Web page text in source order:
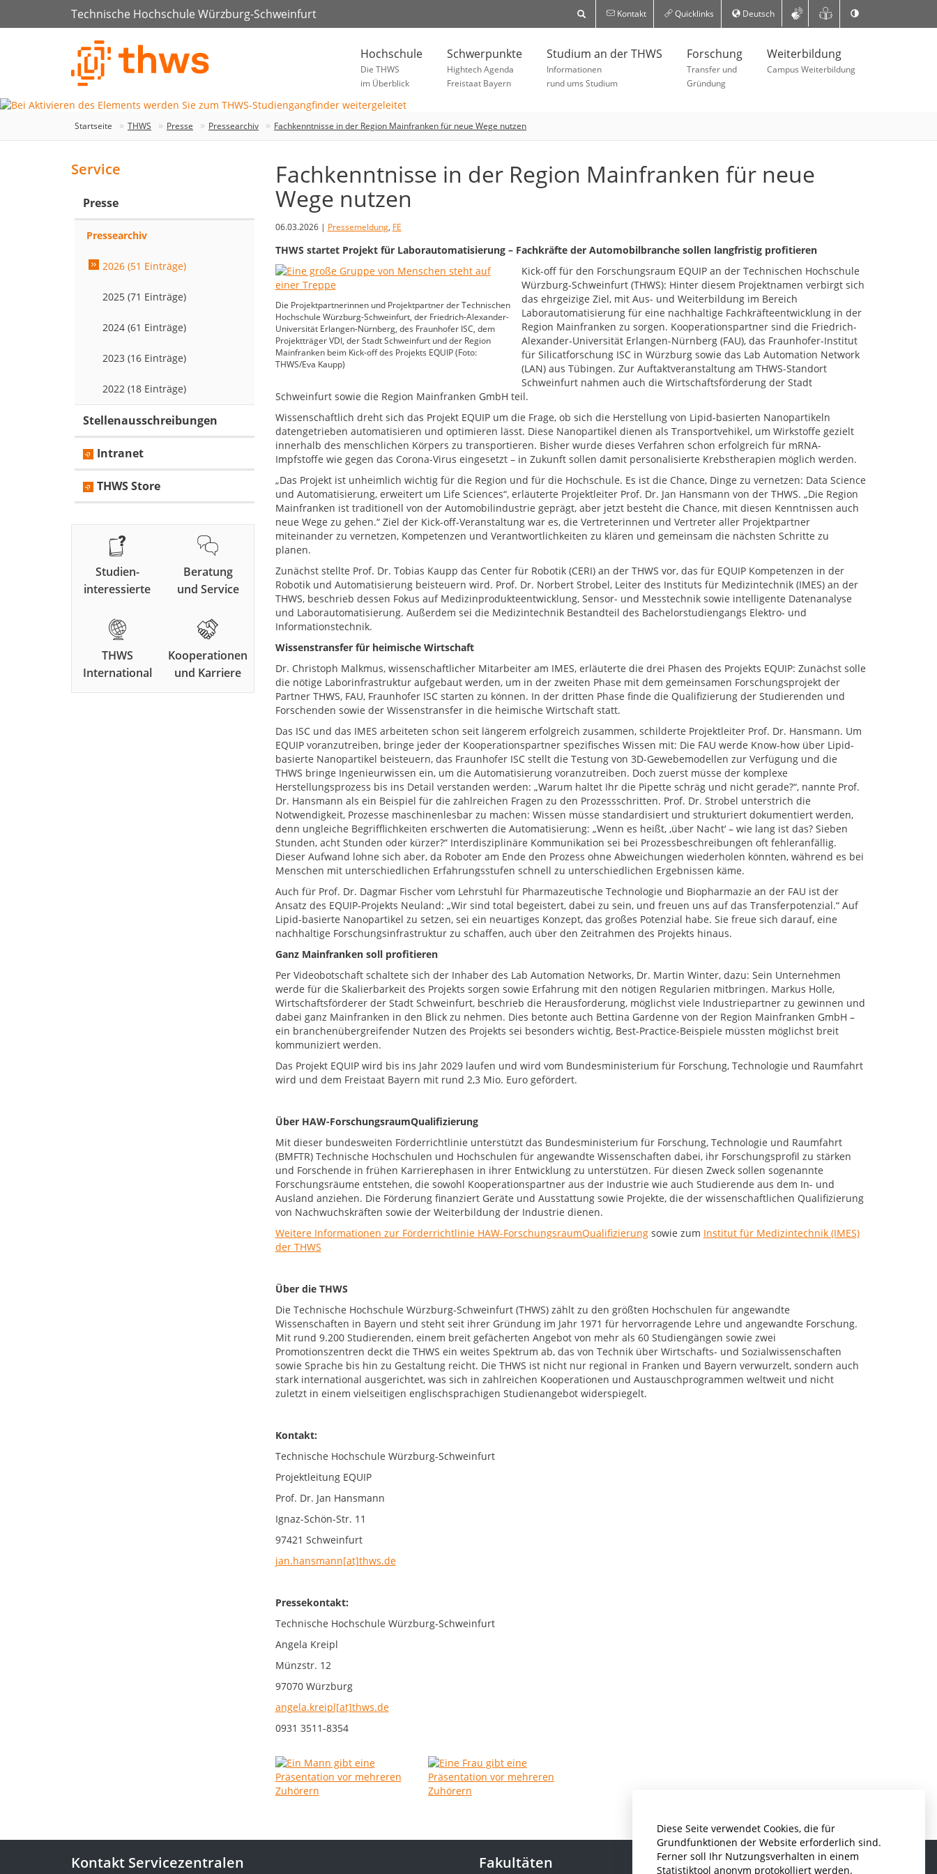
Diese Seite verwendet Cookies, die für
Grundfunktionen der Website erforderlich sind.
Ferner soll Ihr Nutzungsverhalten in einem
Statistiktool anonym protokolliert werden.
Technische Hochschule Würzburg-Schweinfurt Kontakt Quicklinks Deutsch
Hochschule
Die THWS
im Überblick
Schwerpunkte
Hightech Agenda
Freistaat Bayern
Studium an der THWS
Informationen
rund ums Studium
Forschung
Transfer und
Gründung
Weiterbildung
Campus Weiterbildung
Startseite THWS Presse Pressearchiv Fachkenntnisse in der Region Mainfranken für neue Wege nutzen
Fachkenntnisse in der Region Mainfranken für neue
Wege nutzen
06.03.2026 | Pressemeldung, FE
THWS startet Projekt für Laborautomatisierung – Fachkräfte der Automobilbranche sollen langfristig profitieren
Die Projektpartnerinnen und Projektpartner der Technischen
Hochschule Würzburg-Schweinfurt, der Friedrich-Alexander-
Universität Erlangen-Nürnberg, des Fraunhofer ISC, dem
Projektträger VDI, der Stadt Schweinfurt und der Region
Mainfranken beim Kick-off des Projekts EQUIP (Foto:
THWS/Eva Kaupp)
Kick-off für den Forschungsraum EQUIP an der Technischen Hochschule
Würzburg-Schweinfurt (THWS): Hinter diesem Projektnamen verbirgt sich
das ehrgeizige Ziel, mit Aus- und Weiterbildung im Bereich
Laborautomatisierung für eine nachhaltige Fachkräfteentwicklung in der
Region Mainfranken zu sorgen. Kooperationspartner sind die Friedrich-
Alexander-Universität Erlangen-Nürnberg (FAU), das Fraunhofer-Institut
für Silicatforschung ISC in Würzburg sowie das Lab Automation Network
(LAN) aus Tübingen. Zur Auftaktveranstaltung am THWS-Standort
Schweinfurt nahmen auch die Wirtschaftsförderung der Stadt
Schweinfurt sowie die Region Mainfranken GmbH teil.
Wissenschaftlich dreht sich das Projekt EQUIP um die Frage, ob sich die Herstellung von Lipid-basierten Nanopartikeln
datengetrieben automatisieren und optimieren lässt. Diese Nanopartikel dienen als Transportvehikel, um Wirkstoffe gezielt
innerhalb des menschlichen Körpers zu transportieren. Bisher wurde dieses Verfahren schon erfolgreich für mRNA-
Impfstoffe wie gegen das Corona-Virus eingesetzt – in Zukunft sollen damit personalisierte Krebstherapien möglich werden.
„Das Projekt ist unheimlich wichtig für die Region und für die Hochschule. Es ist die Chance, Dinge zu vernetzen: Data Science
und Automatisierung, erweitert um Life Sciences“, erläuterte Projektleiter Prof. Dr. Jan Hansmann von der THWS. „Die Region
Mainfranken ist traditionell von der Automobilindustrie geprägt, aber jetzt besteht die Chance, mit diesen Kenntnissen auch
neue Wege zu gehen.“ Ziel der Kick-off-Veranstaltung war es, die Vertreterinnen und Vertreter aller Projektpartner
miteinander zu vernetzen, Kompetenzen und Verantwortlichkeiten zu klären und gemeinsam die nächsten Schritte zu
planen.
Zunächst stellte Prof. Dr. Tobias Kaupp das Center für Robotik (CERI) an der THWS vor, das für EQUIP Kompetenzen in der
Robotik und Automatisierung beisteuern wird. Prof. Dr. Norbert Strobel, Leiter des Instituts für Medizintechnik (IMES) an der
THWS, beschrieb dessen Fokus auf Medizinprodukteentwicklung, Sensor- und Messtechnik sowie intelligente Datenanalyse
und Laborautomatisierung. Außerdem sei die Medizintechnik Bestandteil des Bachelorstudiengangs Elektro- und
Informationstechnik.
Wissenstransfer für heimische Wirtschaft
Dr. Christoph Malkmus, wissenschaftlicher Mitarbeiter am IMES, erläuterte die drei Phasen des Projekts EQUIP: Zunächst solle
die nötige Laborinfrastruktur aufgebaut werden, um in der zweiten Phase mit dem gemeinsamen Forschungsprojekt der
Partner THWS, FAU, Fraunhofer ISC starten zu können. In der dritten Phase finde die Qualifizierung der Studierenden und
Forschenden sowie der Wissenstransfer in die heimische Wirtschaft statt.
Das ISC und das IMES arbeiteten schon seit längerem erfolgreich zusammen, schilderte Projektleiter Prof. Dr. Hansmann. Um
EQUIP voranzutreiben, bringe jeder der Kooperationspartner spezifisches Wissen mit: Die FAU werde Know-how über Lipid-
basierte Nanopartikel beisteuern, das Fraunhofer ISC stellt die Testung von 3D-Gewebemodellen zur Verfügung und die
THWS bringe Ingenieurwissen ein, um die Automatisierung voranzutreiben. Doch zuerst müsse der komplexe
Herstellungsprozess bis ins Detail verstanden werden: „Warum haltet Ihr die Pipette schräg und nicht gerade?“, nannte Prof.
Dr. Hansmann als ein Beispiel für die zahlreichen Fragen zu den Prozessschritten. Prof. Dr. Strobel unterstrich die
Notwendigkeit, Prozesse maschinenlesbar zu machen: Wissen müsse standardisiert und strukturiert dokumentiert werden,
denn ungleiche Begrifflichkeiten erschwerten die Automatisierung: „Wenn es heißt, ,über Nacht‘ – wie lang ist das? Sieben
Stunden, acht Stunden oder kürzer?“ Interdisziplinäre Kommunikation sei bei Prozessbeschreibungen oft fehleranfällig.
Dieser Aufwand lohne sich aber, da Roboter am Ende den Prozess ohne Abweichungen wiederholen könnten, während es bei
Menschen mit unterschiedlichen Erfahrungsstufen schnell zu unterschiedlichen Ergebnissen käme.
Auch für Prof. Dr. Dagmar Fischer vom Lehrstuhl für Pharmazeutische Technologie und Biopharmazie an der FAU ist der
Ansatz des EQUIP-Projekts Neuland: „Wir sind total begeistert, dabei zu sein, und freuen uns auf das Transferpotenzial.“ Auf
Lipid-basierte Nanopartikel zu setzen, sei ein neuartiges Konzept, das großes Potenzial habe. Sie freue sich darauf, eine
nachhaltige Forschungsinfrastruktur zu schaffen, auch über den Zeitrahmen des Projekts hinaus.
Ganz Mainfranken soll profitieren
Per Videobotschaft schaltete sich der Inhaber des Lab Automation Networks, Dr. Martin Winter, dazu: Sein Unternehmen
werde für die Skalierbarkeit des Projekts sorgen sowie Erfahrung mit den nötigen Regularien mitbringen. Markus Holle,
Wirtschaftsförderer der Stadt Schweinfurt, beschrieb die Herausforderung, möglichst viele Industriepartner zu gewinnen und
dabei ganz Mainfranken in den Blick zu nehmen. Dies betonte auch Bettina Gardenne von der Region Mainfranken GmbH –
ein branchenübergreifender Nutzen des Projekts sei besonders wichtig, Best-Practice-Beispiele müssten möglichst breit
kommuniziert werden.
Das Projekt EQUIP wird bis ins Jahr 2029 laufen und wird vom Bundesministerium für Forschung, Technologie und Raumfahrt
wird und dem Freistaat Bayern mit rund 2,3 Mio. Euro gefördert.
Über HAW-ForschungsraumQualifizierung
Mit dieser bundesweiten Förderrichtlinie unterstützt das Bundesministerium für Forschung, Technologie und Raumfahrt
(BMFTR) Technische Hochschulen und Hochschulen für angewandte Wissenschaften dabei, ihr Forschungsprofil zu stärken
und Forschende in frühen Karrierephasen in ihrer Entwicklung zu unterstützen. Für diesen Zweck sollen sogenannte
Forschungsräume entstehen, die sowohl Kooperationspartner aus der Industrie wie auch Studierende aus dem In- und
Ausland anziehen. Die Förderung finanziert Geräte und Ausstattung sowie Projekte, die der wissenschaftlichen Qualifizierung
von Nachwuchskräften sowie der Weiterbildung der Industrie dienen.
Weitere Informationen zur Förderrichtlinie HAW-ForschungsraumQualifizierungsowie zum Institut für Medizintechnik (IMES)
der THWS
Über die THWS
Die Technische Hochschule Würzburg-Schweinfurt (THWS) zählt zu den größten Hochschulen für angewandte
Wissenschaften in Bayern und steht seit ihrer Gründung im Jahr 1971 für hervorragende Lehre und angewandte Forschung.
Mit rund 9.200 Studierenden, einem breit gefächerten Angebot von mehr als 60 Studiengängen sowie zwei
Promotionszentren deckt die THWS ein weites Spektrum ab, das von Technik über Wirtschafts- und Sozialwissenschaften
sowie Sprache bis hin zu Gestaltung reicht. Die THWS ist nicht nur regional in Franken und Bayern verwurzelt, sondern auch
stark international ausgerichtet, was sich in zahlreichen Kooperationen und Austauschprogrammen weltweit und nicht
zuletzt in einem vielseitigen englischsprachigen Studienangebot widerspiegelt.
Kontakt:
Technische Hochschule Würzburg-Schweinfurt
Projektleitung EQUIP
Prof. Dr. Jan Hansmann
Ignaz-Schön-Str. 11
97421 Schweinfurt
jan.hansmann[at]thws.de
Pressekontakt:
Technische Hochschule Würzburg-Schweinfurt
Angela Kreipl
Münzstr. 12
97070 Würzburg
angela.kreipl[at]thws.de
0931 3511-8354
Service
Presse
Pressearchiv
2026 (51 Einträge)
2025 (71 Einträge)
2024 (61 Einträge)
2023 (16 Einträge)
2022 (18 Einträge)
Stellenausschreibungen
Intranet
THWS Store
Studien-
interessierte
Beratung
und Service
THWS
International
Kooperationen
und Karriere
Kontakt Servicezentralen Fakultäten